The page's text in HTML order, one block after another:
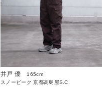
井戸 優
165cm
スノーピーク 京都高島屋S.C.